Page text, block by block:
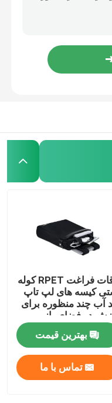
اوقات فراغت RPET کوله
کیسه های لپ تاپ
آب چند منظوره برای
در فضای باز
بهترین قیمت
تماس با ما